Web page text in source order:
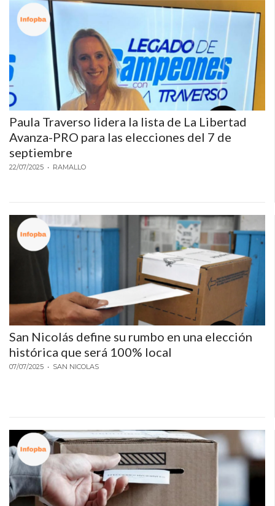
Paula Traverso lidera la lista de La Libertad
Avanza-PRO para las elecciones del 7 de
septiembre
22/07/2025 • RAMALLO
San Nicolás define su rumbo en una elección
histórica que será 100% local
07/07/2025 • SAN NICOLAS